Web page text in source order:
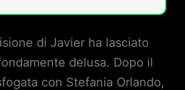
di Javier ha lasciato
delusa. Dopo il
con Stefania Orlando,